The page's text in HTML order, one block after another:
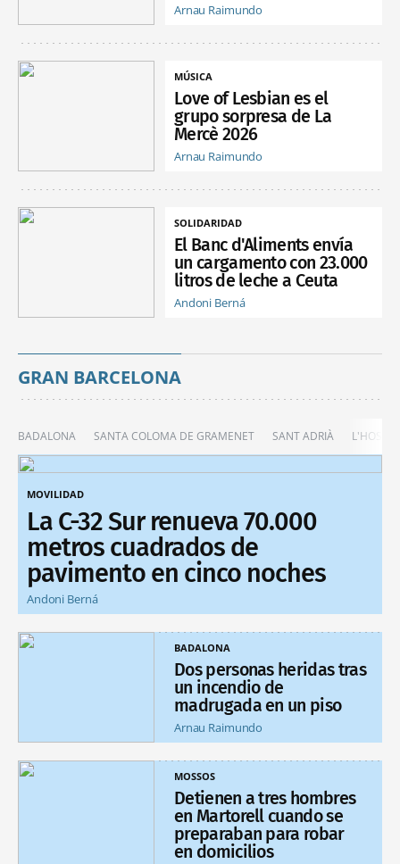
Arnau Raimundo
MÚSICA
Love of Lesbian es el
grupo sorpresa de La
Mercè 2026
Arnau Raimundo
SOLIDARIDAD
El Banc d'Aliments envía
un cargamento con 23.000
litros de leche a Ceuta
Andoni Berná
GRAN BARCELONA
BADALONA SANTA COLOMA DE GRAMENET SANT ADRIÀ
MOVILIDAD
La C-32 Sur renueva 70.000
metros cuadrados de
pavimento en cinco noches
Andoni Berná
BADALONA
Dos personas heridas tras
un incendio de
madrugada en un piso
Arnau Raimundo
MOSSOS
Detienen a tres hombres
en Martorell cuando se
preparaban para robar
en domicilios